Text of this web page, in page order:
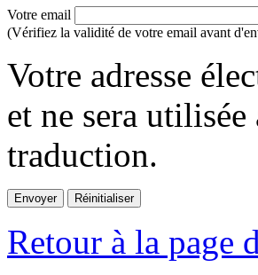
Votre email
(Vérifiez la validité de votre email avant
Votre adresse
et ne sera
traduction.
Retour à la page